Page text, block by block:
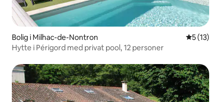
Bolig i Milhac-de-Nontron 5 ud af 5
5 (13)
Hytte i Périgord med privat pool, 12 personer